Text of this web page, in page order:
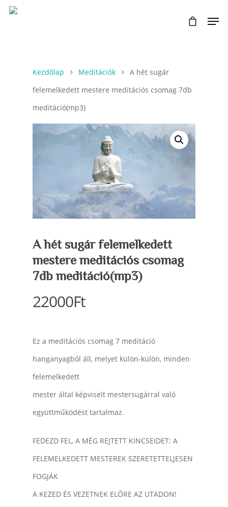
Kezdőlap Meditációk
A hét sugár
felemelkedett mestere meditációs csomag 7db
meditáció(mp3)
A hét sugár felemelkedett
mestere meditációs csomag
7db meditáció(mp3)
22000Ft
Ez a meditációs csomag 7 meditáció
hanganyagból áll, melyet külön-külön, minden
felemelkedett
mester által képviselt mestersugárral való
együttműködést tartalmaz.
FEDEZD FEL, A MÉG REJTETT KINCSEIDET; A
FELEMELKEDETT MESTEREK SZERETETTELJESEN
FOGJÁK
A KEZED ÉS VEZETNEK ELŐRE AZ UTADON!